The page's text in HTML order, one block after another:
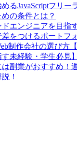
るJavaScriptフリー
の条件とは？
エンジニアを目指
差をつけるポートフ
制作会社の選び方
未経験・学生必見】
副業がおすすめ！
！